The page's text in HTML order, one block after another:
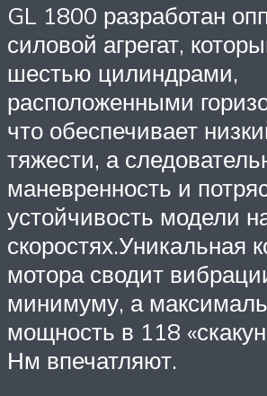
GL 1800 разработан
силовой агрегат,
шестью цилиндрами,
расположенными
что обеспечивает
тяжести, а
маневренность и
устойчивость модели
скоростях.Уникальная
мотора сводит
минимуму, а
мощность в 118
Нм впечатляют.